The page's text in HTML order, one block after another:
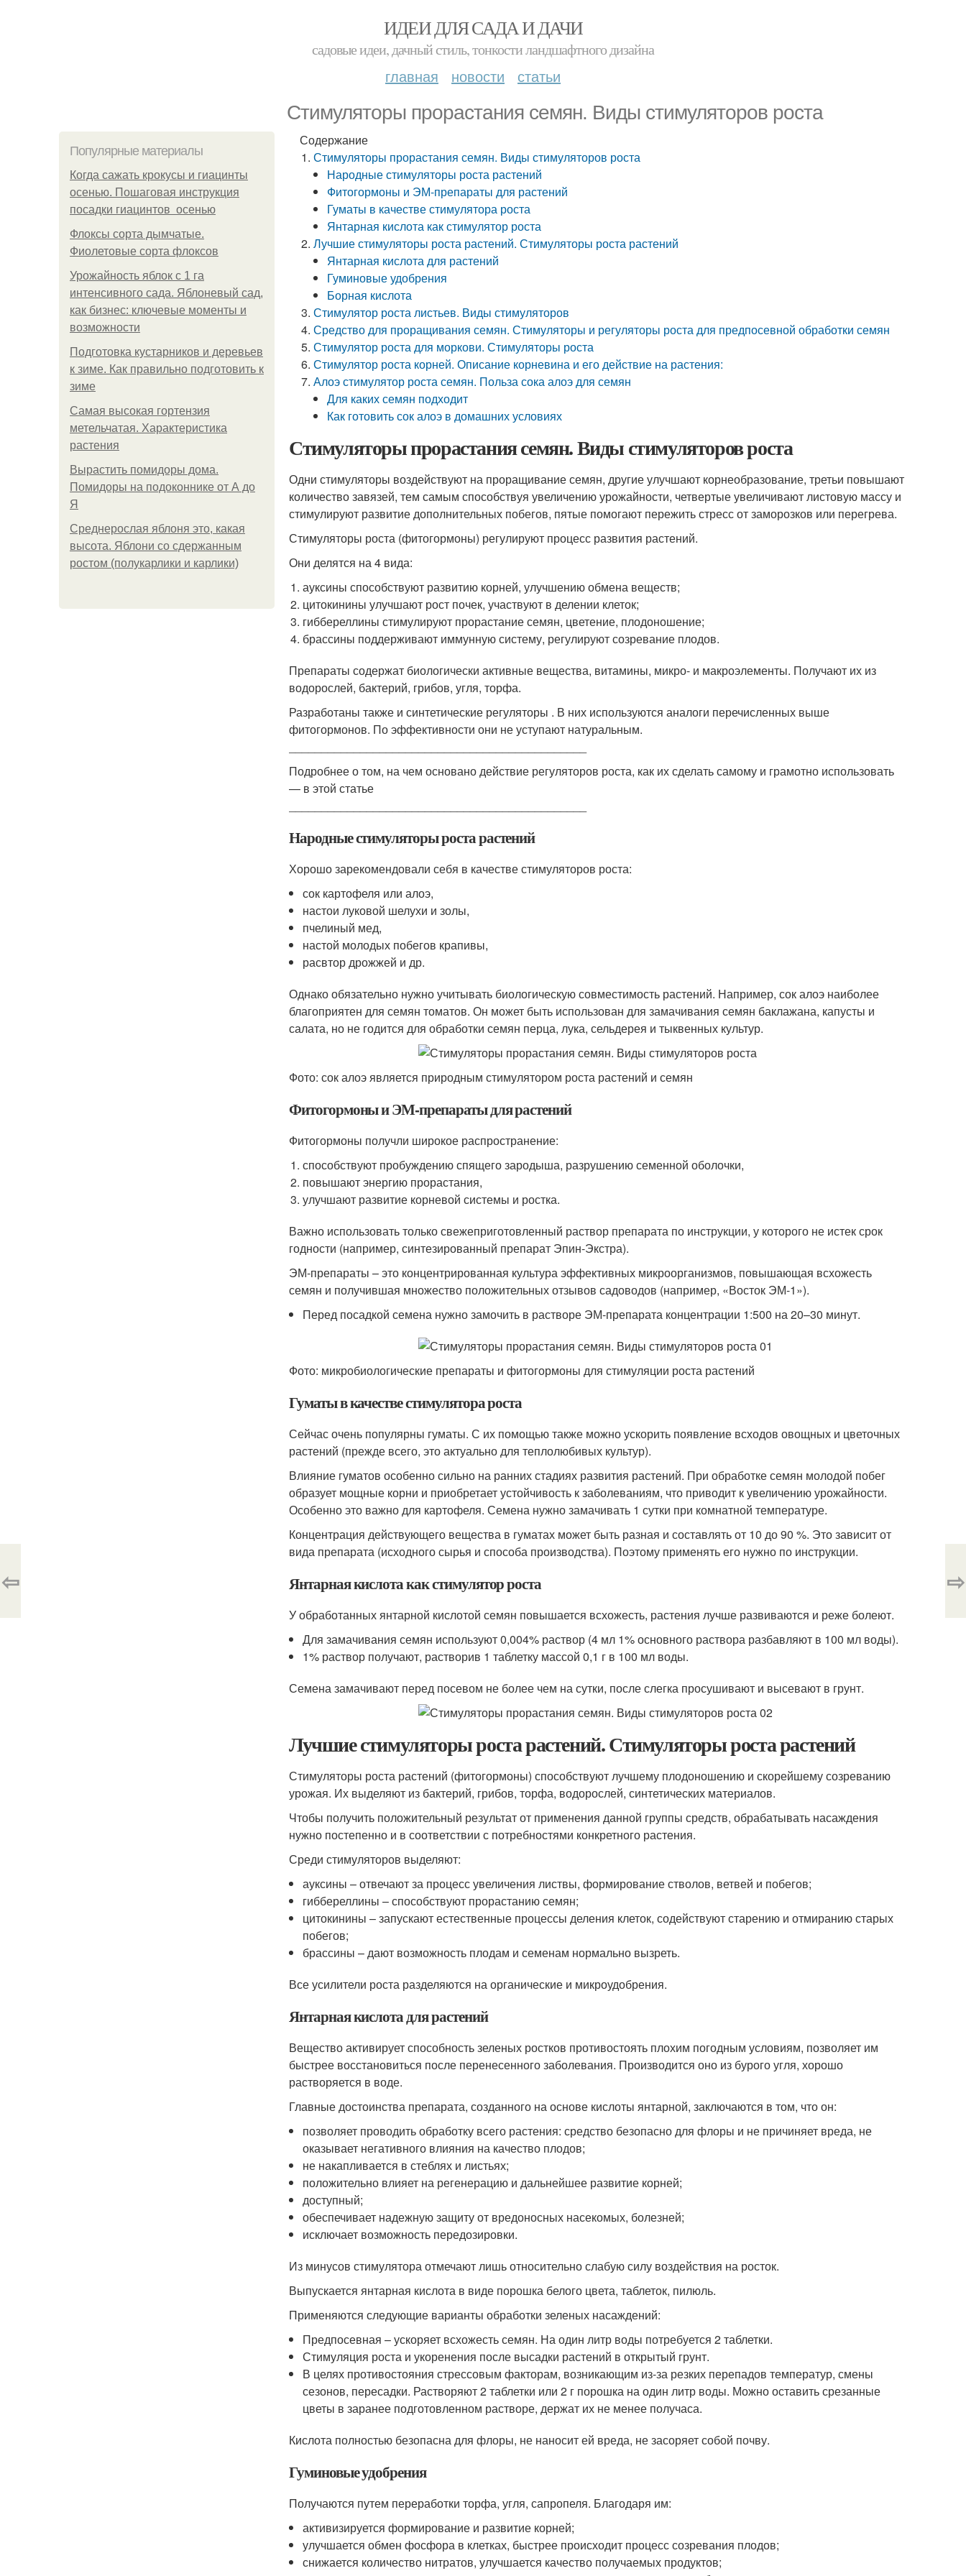
ИДЕИ ДЛЯ САДА И ДАЧИ
садовые идеи, дачный стиль, тонкости ландшафтного дизайна
главная новости статьи
Стимуляторы прорастания семян. Виды стимуляторов роста
Популярные материалы
Когда сажать крокусы и гиацинты
осенью. Пошаговая инструкция
посадки гиацинтов осенью
Флоксы сорта дымчатые.
Фиолетовые сорта флоксов
Урожайность яблок с 1 га
интенсивного сада. Яблоневый сад,
как бизнес: ключевые моменты и
возможности
Подготовка кустарников и деревьев
к зиме. Как правильно подготовить к
зиме
Самая высокая гортензия
метельчатая. Характеристика
растения
Вырастить помидоры дома.
Помидоры на подоконнике от А до
Я
Среднерослая яблоня это, какая
высота. Яблони со сдержанным
ростом (полукарлики и карлики)
Содержание
Стимуляторы прорастания семян. Виды стимуляторов роста
Народные стимуляторы роста растений
Фитогормоны и ЭМ-препараты для растений
Гуматы в качестве стимулятора роста
Янтарная кислота как стимулятор роста
Лучшие стимуляторы роста растений. Стимуляторы роста растений
Янтарная кислота для растений
Гуминовые удобрения
Борная кислота
Стимулятор роста листьев. Виды стимуляторов
Средство для проращивания семян. Стимуляторы и регуляторы роста для предпосевной обработки семян
Стимулятор роста для моркови. Стимуляторы роста
Стимулятор роста корней. Описание корневина и его действие на растения:
Алоэ стимулятор роста семян. Польза сока алоэ для семян
Для каких семян подходит
Как готовить сок алоэ в домашних условиях
Стимуляторы прорастания семян. Виды стимуляторов роста
Одни стимуляторы воздействуют на проращивание семян, другие улучшают корнеобразование, третьи повышают
количество завязей, тем самым способствуя увеличению урожайности, четвертые увеличивают листовую массу и
стимулируют развитие дополнительных побегов, пятые помогают пережить стресс от заморозков или перегрева.
Стимуляторы роста (фитогормоны) регулируют процесс развития растений.
Они делятся на 4 вида:
ауксины способствуют развитию корней, улучшению обмена веществ;
цитокинины улучшают рост почек, участвуют в делении клеток;
гиббереллины стимулируют прорастание семян, цветение, плодоношение;
брассины поддерживают иммунную систему, регулируют созревание плодов.
Препараты содержат биологически активные вещества, витамины, микро- и макроэлементы. Получают их из
водорослей, бактерий, грибов, угля, торфа.
Разработаны также и синтетические регуляторы . В них используются аналоги перечисленных выше
фитогормонов. По эффективности они не уступают натуральным.
Подробнее о том, на чем основано действие регуляторов роста, как их сделать самому и грамотно использовать
— в этой статье
Народные стимуляторы роста растений
Хорошо зарекомендовали себя в качестве стимуляторов роста:
сок картофеля или алоэ,
настои луковой шелухи и золы,
пчелиный мед,
настой молодых побегов крапивы,
расвтор дрожжей и др.
Однако обязательно нужно учитывать биологическую совместимость растений. Например, сок алоэ наиболее
благоприятен для семян томатов. Он может быть использован для замачивания семян баклажана, капусты и
салата, но не годится для обработки семян перца, лука, сельдерея и тыквенных культур.
Фото: сок алоэ является природным стимулятором роста растений и семян
Фитогормоны и ЭМ-препараты для растений
Фитогормоны получли широкое распространение:
способствуют пробуждению спящего зародыша, разрушению семенной оболочки,
повышают энергию прорастания,
улучшают развитие корневой системы и ростка.
Важно использовать только свежеприготовленный раствор препарата по инструкции, у которого не истек срок
годности (например, синтезированный препарат Эпин-Экстра).
ЭМ-препараты – это концентрированная культура эффективных микроорганизмов, повышающая всхожесть
семян и получившая множество положительных отзывов садоводов (например, «Восток ЭМ-1»).
Перед посадкой семена нужно замочить в растворе ЭМ-препарата концентрации 1:500 на 20–30 минут.
Фото: микробиологические препараты и фитогормоны для стимуляции роста растений
Гуматы в качестве стимулятора роста
Сейчас очень популярны гуматы. С их помощью также можно ускорить появление всходов овощных и цветочных
растений (прежде всего, это актуально для теплолюбивых культур).
Влияние гуматов особенно сильно на ранних стадиях развития растений. При обработке семян молодой побег
образует мощные корни и приобретает устойчивость к заболеваниям, что приводит к увеличению урожайности.
Особенно это важно для картофеля. Семена нужно замачивать 1 сутки при комнатной температуре.
Концентрация действующего вещества в гуматах может быть разная и составлять от 10 до 90 %. Это зависит от
вида препарата (исходного сырья и способа производства). Поэтому применять его нужно по инструкции.
Янтарная кислота как стимулятор роста
У обработанных янтарной кислотой семян повышается всхожесть, растения лучше развиваются и реже болеют.
Для замачивания семян используют 0,004% раствор (4 мл 1% основного раствора разбавляют в 100 мл воды).
1% раствор получают, растворив 1 таблетку массой 0,1 г в 100 мл воды.
Семена замачивают перед посевом не более чем на сутки, после слегка просушивают и высевают в грунт.
Лучшие стимуляторы роста растений. Стимуляторы роста растений
Стимуляторы роста растений (фитогормоны) способствуют лучшему плодоношению и скорейшему созреванию
урожая. Их выделяют из бактерий, грибов, торфа, водорослей, синтетических материалов.
Чтобы получить положительный результат от применения данной группы средств, обрабатывать насаждения
нужно постепенно и в соответствии с потребностями конкретного растения.
Среди стимуляторов выделяют:
ауксины – отвечают за процесс увеличения листвы, формирование стволов, ветвей и побегов;
гиббереллины – способствуют прорастанию семян;
цитокинины – запускают естественные процессы деления клеток, содействуют старению и отмиранию старых
побегов;
брассины – дают возможность плодам и семенам нормально вызреть.
Все усилители роста разделяются на органические и микроудобрения.
Янтарная кислота для растений
Вещество активирует способность зеленых ростков противостоять плохим погодным условиям, позволяет им
быстрее восстановиться после перенесенного заболевания. Производится оно из бурого угля, хорошо
растворяется в воде.
Главные достоинства препарата, созданного на основе кислоты янтарной, заключаются в том, что он:
позволяет проводить обработку всего растения: средство безопасно для флоры и не причиняет вреда, не
оказывает негативного влияния на качество плодов;
не накапливается в стеблях и листьях;
положительно влияет на регенерацию и дальнейшее развитие корней;
доступный;
обеспечивает надежную защиту от вредоносных насекомых, болезней;
исключает возможность передозировки.
Из минусов стимулятора отмечают лишь относительно слабую силу воздействия на росток.
Выпускается янтарная кислота в виде порошка белого цвета, таблеток, пилюль.
Применяются следующие варианты обработки зеленых насаждений:
Предпосевная – ускоряет всхожесть семян. На один литр воды потребуется 2 таблетки.
Стимуляция роста и укоренения после высадки растений в открытый грунт.
В целях противостояния стрессовым факторам, возникающим из-за резких перепадов температур, смены
сезонов, пересадки. Растворяют 2 таблетки или 2 г порошка на один литр воды. Можно оставить срезанные
цветы в заранее подготовленном растворе, держат их не менее получаса.
Кислота полностью безопасна для флоры, не наносит ей вреда, не засоряет собой почву.
Гуминовые удобрения
Получаются путем переработки торфа, угля, сапропеля. Благодаря им:
активизируется формирование и развитие корней;
улучшается обмен фосфора в клетках, быстрее происходит процесс созревания плодов;
снижается количество нитратов, улучшается качество получаемых продуктов;
⇦ ⇨